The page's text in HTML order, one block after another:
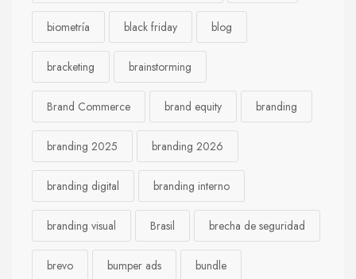
biometría black friday blog
bracketing brainstorming
Brand Commerce brand equity branding
branding 2025 branding 2026
branding digital branding interno
branding visual Brasil brecha de seguridad
brevo bumper ads bundle